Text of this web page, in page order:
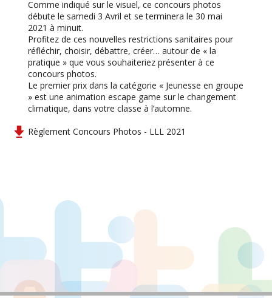
Comme indiqué sur le visuel, ce concours photos
débute le samedi 3 Avril et se terminera le 30 mai
2021 à minuit.
Profitez de ces nouvelles restrictions sanitaires pour
réfléchir, choisir, débattre, créer… autour de « la
pratique » que vous souhaiteriez présenter à ce
concours photos.
Le premier prix dans la catégorie « Jeunesse en groupe
» est une animation escape game sur le changement
climatique, dans votre classe à l’automne.
Règlement Concours Photos - LLL 2021